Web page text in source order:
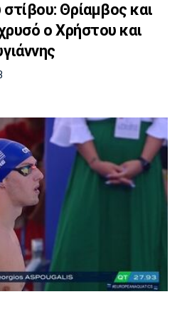
Θρίαμβος και
ο Χρήστου και